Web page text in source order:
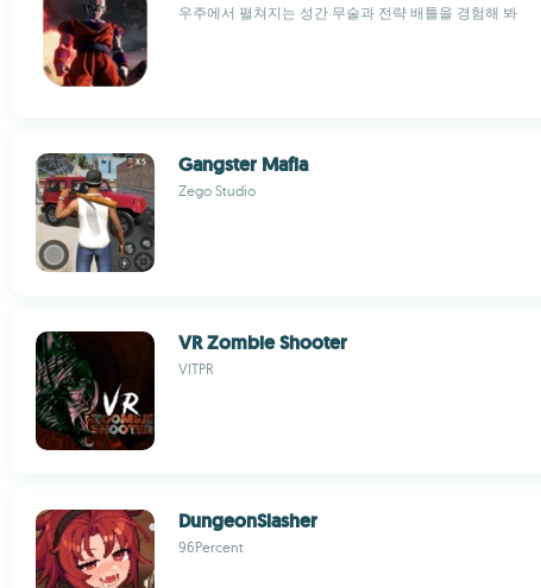
우주에서 펼쳐지는 성간 무술과 전략 배틀을 경험해 봐
Gangster Mafia
Zego Studio
VR Zombie Shooter
VITPR
DungeonSlasher
96Percent